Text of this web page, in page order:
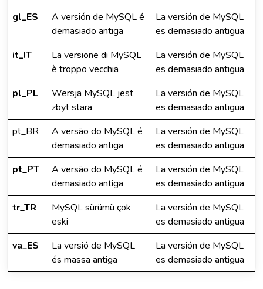
gl_ES
A versión de MySQL é
demasiado antiga
La versión de MySQL
es demasiado antigua
it_IT
La versione di MySQL
è troppo vecchia
La versión de MySQL
es demasiado antigua
pl_PL
Wersja MySQL jest
zbyt stara
La versión de MySQL
es demasiado antigua
pt_BR
A versão do MySQL é
demasiado antiga
La versión de MySQL
es demasiado antigua
pt_PT
A versão do MySQL é
demasiado antiga
La versión de MySQL
es demasiado antigua
tr_TR
MySQL sürümü çok
eski
La versión de MySQL
es demasiado antigua
va_ES
La versió de MySQL
és massa antiga
La versión de MySQL
es demasiado antigua